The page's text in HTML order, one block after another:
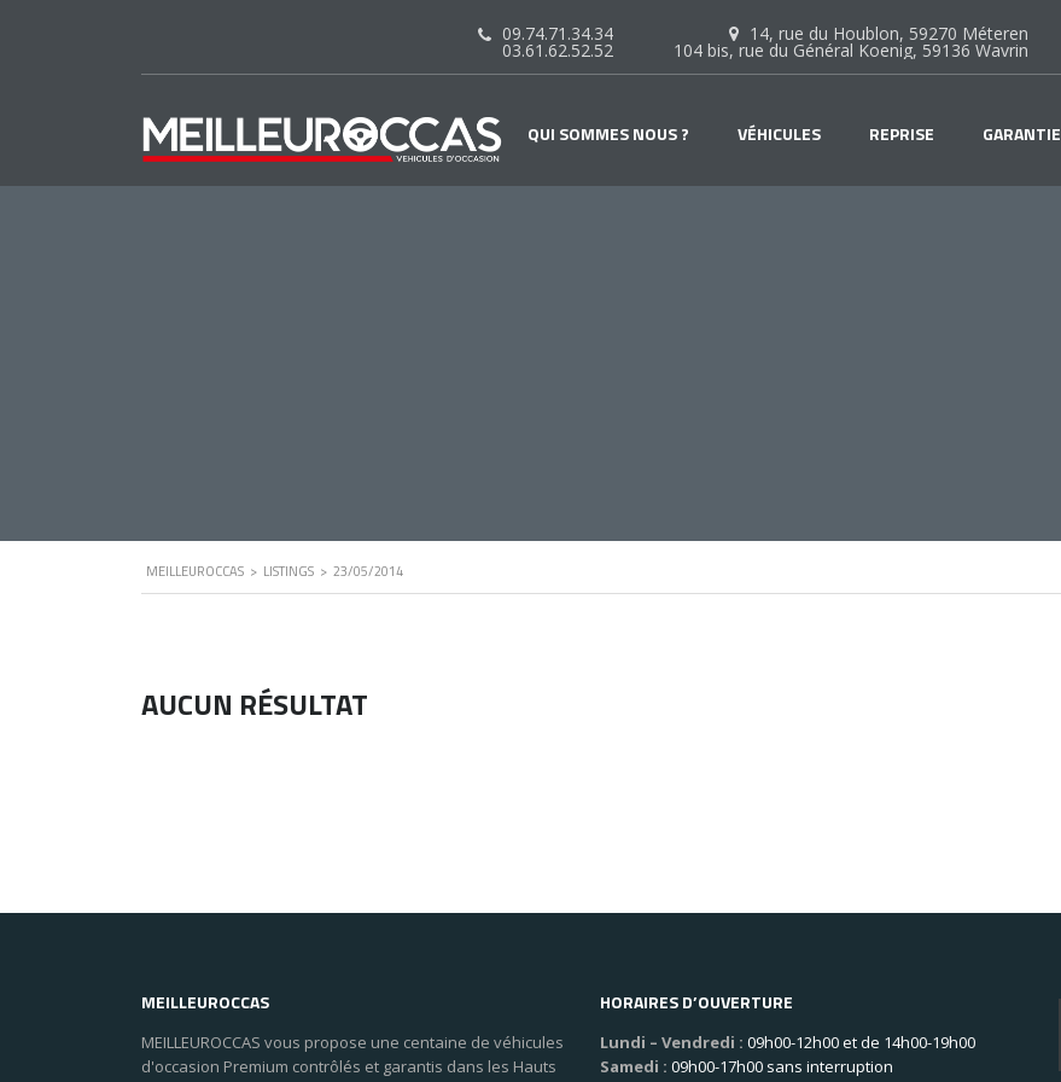
14, rue du Houblon, 59270 Méteren
104 bis, rue du Général Koenig, 59136 Wavrin
09.74.71.34.34
03.61.62.52.52
QUI SOMMES NOUS ? VÉHICULES REPRISE GARANTIE
MEILLEUROCCAS > LISTINGS > 23/05/2014
AUCUN RÉSULTAT
MEILLEUROCCAS
MEILLEUROCCAS vous propose une centaine de véhicules
d'occasion Premium contrôlés et garantis dans les Hauts
HORAIRES D’OUVERTURE
Lundi – Vendredi : 09h00-12h00 et de 14h00-19h00
Samedi : 09h00-17h00 sans interruption